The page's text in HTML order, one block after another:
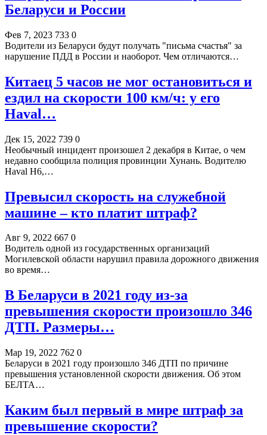
Беларуси и России
Фев 7, 2023 733 0
Водители из Беларуси будут получать "письма счастья" за
нарушение ПДД в России и наоборот. Чем отличаются…
Китаец 5 часов не мог остановиться и
ездил на скорости 100 км/ч: у его
Haval…
Дек 15, 2022 739 0
Необычный инцидент произошел 2 декабря в Китае, о чем
недавно сообщила полиция провинции Хунань. Водителю
Haval H6,…
Превысил скорость на служебной
машине – кто платит штраф?
Авг 9, 2022 667 0
Водитель одной из государственных организаций
Могилевской области нарушил правила дорожного движения
во время…
В Беларуси в 2021 году из-за
превышения скорости произошло 346
ДТП. Размеры…
Мар 19, 2022 762 0
Беларуси в 2021 году произошло 346 ДТП по причине
превышения установленной скорости движения. Об этом
БЕЛТА…
Каким был первый в мире штраф за
превышение скорости?